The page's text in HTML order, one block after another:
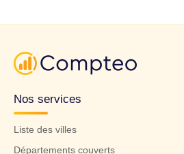
Nos services
Liste des villes
Départements couverts